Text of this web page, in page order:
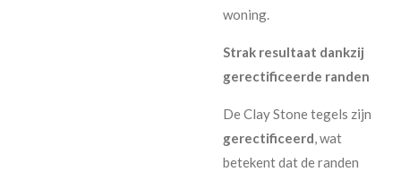
woning.
Strak resultaat dankzij
gerectificeerde randen
De Clay Stone tegels zijn
gerectificeerd, wat
betekent dat de randen